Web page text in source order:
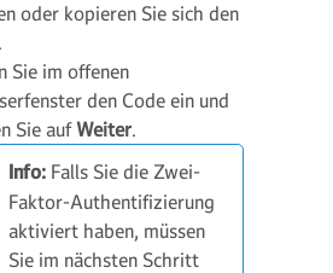
oder kopieren Sie sich den
Sie im offenen
den Code ein und
Sie auf Weiter.
Info: Falls Sie die Zwei-
Faktor-Authentifizierung
aktiviert haben, müssen
Sie im nächsten Schritt